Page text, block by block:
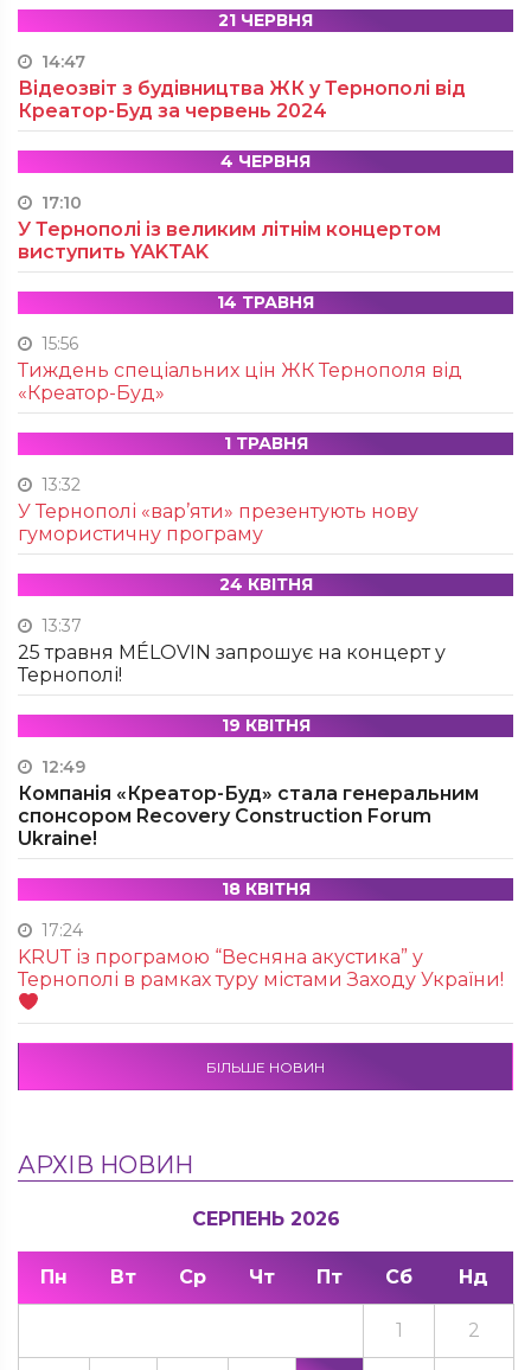
21 ЧЕРВНЯ
14:47
Відеозвіт з будівництва ЖК у Тернополі від
Креатор-Буд за червень 2024
4 ЧЕРВНЯ
17:10
У Тернополі із великим літнім концертом
виступить YAKTAK
14 ТРАВНЯ
15:56
Тиждень спеціальних цін ЖК Тернополя від
«Креатор-Буд»
1 ТРАВНЯ
13:32
У Тернополі «вар’яти» презентують нову
гумористичну програму
24 КВІТНЯ
13:37
25 травня MÉLOVIN запрошує на концерт у
Тернополі!
19 КВІТНЯ
12:49
Компанія «Креатор-Буд» стала генеральним
спонсором Recovery Construction Forum
Ukraine!
18 КВІТНЯ
17:24
KRUТ із програмою “Весняна акустика” у
Тернополі в рамках туру містами Заходу України!
БІЛЬШЕ НОВИН
АРХІВ НОВИН
СЕРПЕНЬ 2026
Пн Вт Ср Чт Пт Сб Нд
1 2